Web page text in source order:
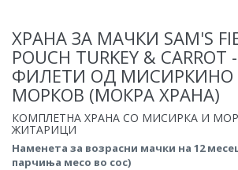
ХРАНА ЗА МАЧКИ SAM'S
POUCH TURKEY & CARROT
ФИЛЕТИ ОД МИСИРКИНО
МОРКОВ (МОКРА ХРАНА)
КОМПЛЕТНА ХРАНА СО МИСИРКА И
ЖИТАРИЦИ
Наменета за возрасни мачки на 12
парчиња месо во сос)